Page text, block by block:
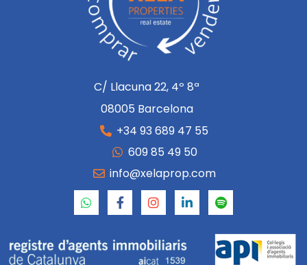
C/ Llacuna 22, 4º 8ª
08005 Barcelona
+34 93 689 47 55
609 85 49 50
info@xelaprop.com